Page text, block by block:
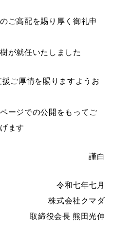
ご高配を賜り厚く御礼申
が就任いたしました
ご厚情を賜りますようお
ージでの公開をもってご
ます
謹白
令和七年七月
株式会社クマダ
取締役会長 熊田光伸